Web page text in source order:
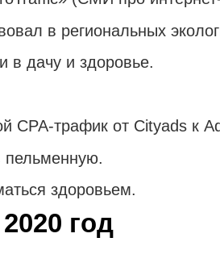
в региональных
в дачу и здоровье.
CPA-трафик от Cityads к
пельменную.
здоровьем.
год